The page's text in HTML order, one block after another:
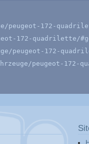
peugeot-172-
172-quadrilette/
peugeot-172-
peugeot-172-